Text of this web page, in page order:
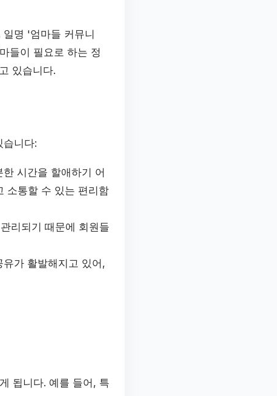
명 '엄마들 커뮤니
들이 필요로 하는 정
있습니다.
습니다:
시간을 할애하기 어
소통할 수 있는 편리함
리되기 때문에 회원들
가 활발해지고 있어,
됩니다. 예를 들어, 특